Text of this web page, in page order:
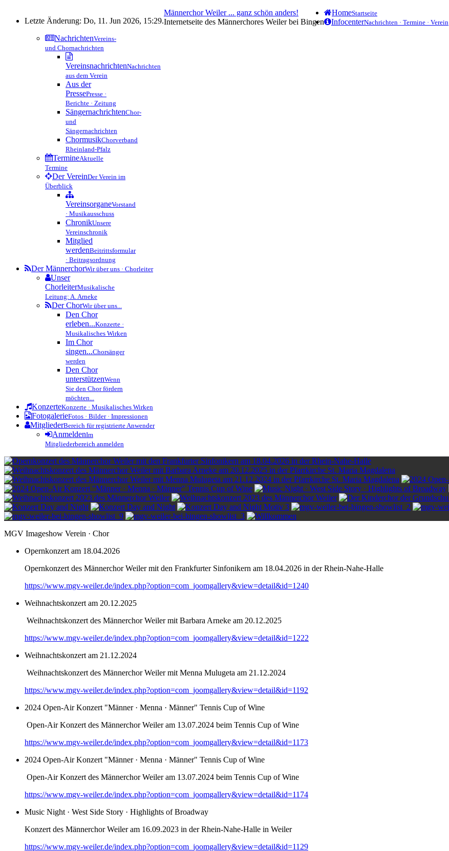
Letzte Änderung: Do, 11. Jun 2026, 15:29.
Männerchor Weiler ... ganz schön anders!
Internetseite des Männerchores Weiler bei Bingen
HomeStartseite
InfocenterNachrichten · Termine · Verein
NachrichtenVereins-
und Chornachrichten
VereinsnachrichtenNachrichten
aus dem Verein
Aus der
PressePresse ·
Berichte · Zeitung
SängernachrichtenChor-
und
Sängernachrichten
ChormusikChorverband
Rheinland-Pfalz
TermineAktuelle
Termine
Der VereinDer Verein im
Überblick
VereinsorganeVorstand
· Musikausschuss
ChronikUnsere
Vereinschronik
Mitglied
werdenBeitrittsformular
· Beitragsordnung
Der MännerchorWir über uns · Chorleiter
Unser
ChorleiterMusikalische
Leitung: A. Arneke
Der ChorWir über uns...
Den Chor
erleben...Konzerte ·
Musikalisches Wirken
Im Chor
singen...Chorsänger
werden
Den Chor
unterstützenWenn
Sie den Chor fördern
möchten...
KonzerteKonzerte · Musikalisches Wirken
FotogalerieFotos · Bilder · Impressionen
MitgliederBereich für registrierte Anwender
AnmeldenIm
Mitgliederbereich anmelden
MGV Imageshow Verein · Chor
Opernkonzert am 18.04.2026
Opernkonzert des Männerchor Weiler mit den Frankfurter Sinfonikern am 18.04.2026 in der Rhein-Nahe-Halle
https://www.mgv-weiler.de/index.php?option=com_joomgallery&view=detail&id=1240
Weihnachtskonzert am 20.12.2025
Weihnachtskonzert des Männerchor Weiler mit Barbara Arneke am 20.12.2025
https://www.mgv-weiler.de/index.php?option=com_joomgallery&view=detail&id=1222
Weihnachtskonzert am 21.12.2024
Weihnachtskonzert des Männerchor Weiler mit Menna Mulugeta am 21.12.2024
https://www.mgv-weiler.de/index.php?option=com_joomgallery&view=detail&id=1192
2024 Open-Air Konzert "Männer · Menna · Männer" Tennis Cup of Wine
Open-Air Konzert des Männerchor Weiler am 13.07.2024 beim Tennis Cup of Wine
https://www.mgv-weiler.de/index.php?option=com_joomgallery&view=detail&id=1173
2024 Open-Air Konzert "Männer · Menna · Männer" Tennis Cup of Wine
Open-Air Konzert des Männerchor Weiler am 13.07.2024 beim Tennis Cup of Wine
https://www.mgv-weiler.de/index.php?option=com_joomgallery&view=detail&id=1174
Music Night · West Side Story · Highlights of Broadway
Konzert des Männerchor Weiler am 16.09.2023 in der Rhein-Nahe-Halle in Weiler
https://www.mgv-weiler.de/index.php?option=com_joomgallery&view=detail&id=1129